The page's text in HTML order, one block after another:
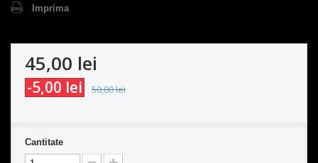
Imprima
45,00 lei
-5,00 lei 50,00 lei
Cantitate